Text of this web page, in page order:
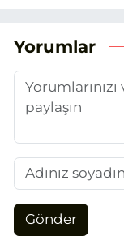
Yorumlar
Gönder